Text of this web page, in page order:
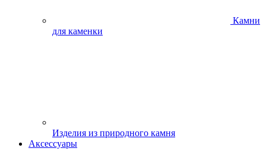
Камни
для каменки
Изделия из природного камня
Аксессуары